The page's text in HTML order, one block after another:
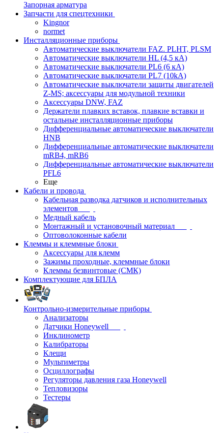
Запорная арматура
Запчасти для спецтехники
Kingnor
normet
Инсталляционные приборы
Автоматические выключатели FAZ. PLHT, PLSM
Автоматические выключатели HL (4,5 кА)
Автоматические выключатели PL6 (6 кА)
Автоматические выключатели PL7 (10kA)
Автоматические выключатели защиты двигателей
Z-MS; аксессуары для модульной техники
Аксессуары DNW, FAZ
Держатели плавких вставок, плавкие вставки и
остальные инсталляционные приборы
Дифференциальные автоматические выключатели
HNB
Дифференциальные автоматические выключатели
mRB4, mRB6
Дифференциальные автоматические выключатели
PFL6
Еще
Кабели и провода
Кабельная разводка датчиков и исполнительных
элементов
Медный кабель
Монтажный и установочный материал
Оптоволоконные кабели
Клеммы и клеммные блоки
Аксессуары для клемм
Зажимы проходные, клеммные блоки
Клеммы безвинтовые (СМК)
Комплектующие для БПЛА
Контрольно-измерительные приборы
Анализаторы
Датчики Honeywell
Инклинометр
Калибраторы
Клещи
Мультиметры
Осциллографы
Регуляторы давления газа Honeywell
Тепловизоры
Тестеры